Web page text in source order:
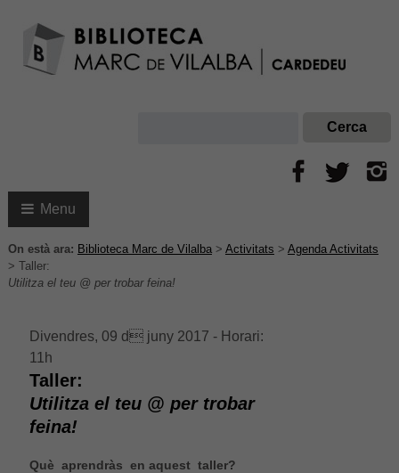
Menu
On està ara: Biblioteca Marc de Vilalba> Activitats > Agenda Activitats
> Taller:
Utilitza el teu @ per trobar feina!
Divendres, 09 d juny 2017 - Horari:
11h
Taller:
Utilitza el teu @ per trobar
feina!
Què aprendràs en aquest taller?